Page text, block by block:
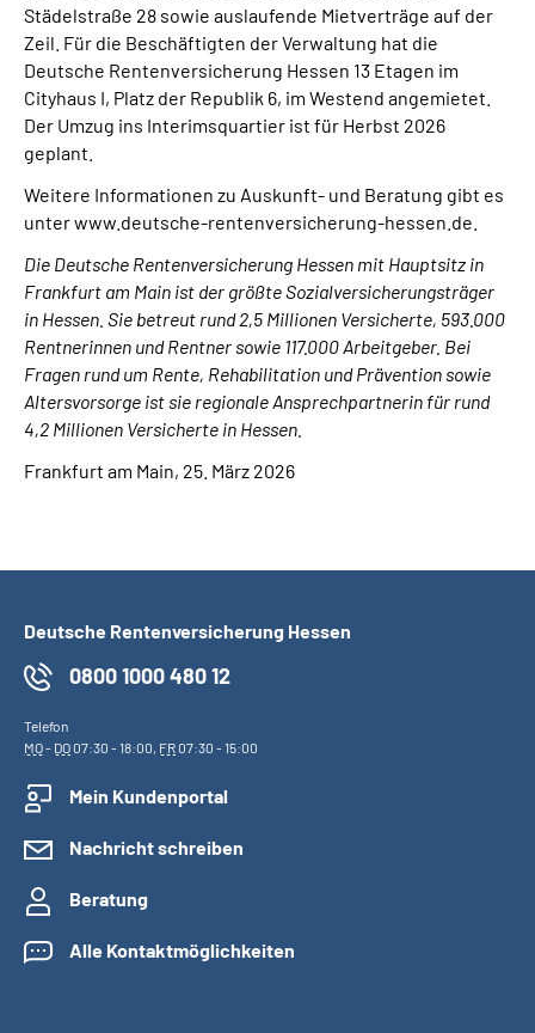
Städelstraße 28 sowie auslaufende Mietverträge auf der
Zeil. Für die Beschäftigten der Verwaltung hat die
Deutsche Rentenversicherung Hessen 13 Etagen im
Cityhaus I, Platz der Republik 6, im Westend angemietet.
Der Umzug ins Interimsquartier ist für Herbst 2026
geplant.
Weitere Informationen zu Auskunft- und Beratung gibt es
unter www.deutsche-rentenversicherung-hessen.de.
Die Deutsche Rentenversicherung Hessen mit Hauptsitz in
Frankfurt am Main ist der größte Sozialversicherungsträger
in Hessen. Sie betreut rund 2,5 Millionen Versicherte, 593.000
Rentnerinnen und Rentner sowie 117.000 Arbeitgeber. Bei
Fragen rund um Rente, Rehabilitation und Prävention sowie
Altersvorsorge ist sie regionale Ansprechpartnerin für rund
4,2 Millionen Versicherte in Hessen.
Frankfurt am Main, 25. März 2026
Deutsche Rentenversicherung Hessen
0800 1000 480 12
Telefon
MO- DO07:30 - 18:00, FR07:30 - 15:00
Mein Kundenportal
Nachricht schreiben
Beratung
Alle Kontaktmöglichkeiten